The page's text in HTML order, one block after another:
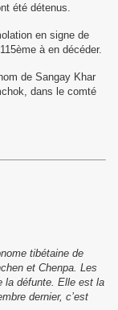
été détenus.
en signe de
à en décéder.
de Sangay Khar
dans le comté
tibétaine de
et Chenpa. Les
la défunte. Elle est la
dernier, c’est